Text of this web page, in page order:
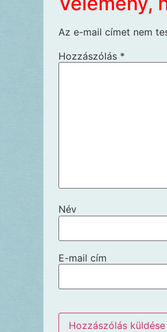
Az e-mail címet nem
Hozzászólás *
Név
E-mail cím